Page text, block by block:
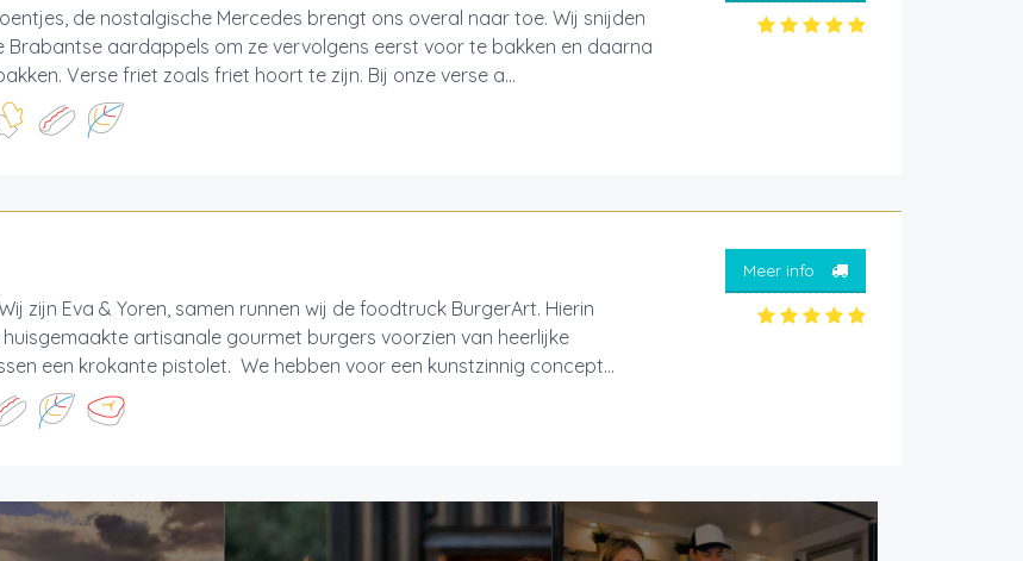
de nostalgische Mercedes brengt ons overal naar toe. Wij snijden
Brabantse aardappels om ze vervolgens eerst voor te bakken en daarna
Verse friet zoals friet hoort te zijn. Bij onze verse a...
zijn Eva & Yoren, samen runnen wij de foodtruck BurgerArt. Hierin
artisanale gourmet burgers voorzien van heerlijke
een krokante pistolet. We hebben voor een kunstzinnig concept...
Meer info